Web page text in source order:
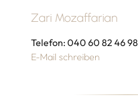
Zari Mozaffarian
Telefon: 040 60 82 46 98
E-Mail schreiben